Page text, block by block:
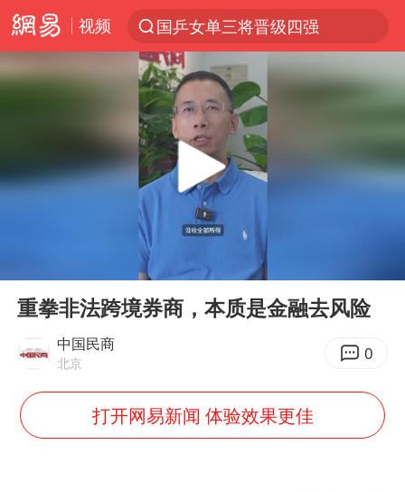
视频
国乒女单三将晋级四强
光影经济撬动暑期消费新蓝海
上四休三，但降薪1000元，你接受吗？
央视新主播李秋莹孙亚鹏亮相
情侣平潭拍日出坠崖1死1伤
全民健身事业高质量发展
老挝国会主席赛宋蓬逝世
白海豚将正面袭击贯穿浙江
Play
重拳非法跨境券商，本质是金融去风险
中国民商
北京 0
打开网易新闻 体验效果更佳